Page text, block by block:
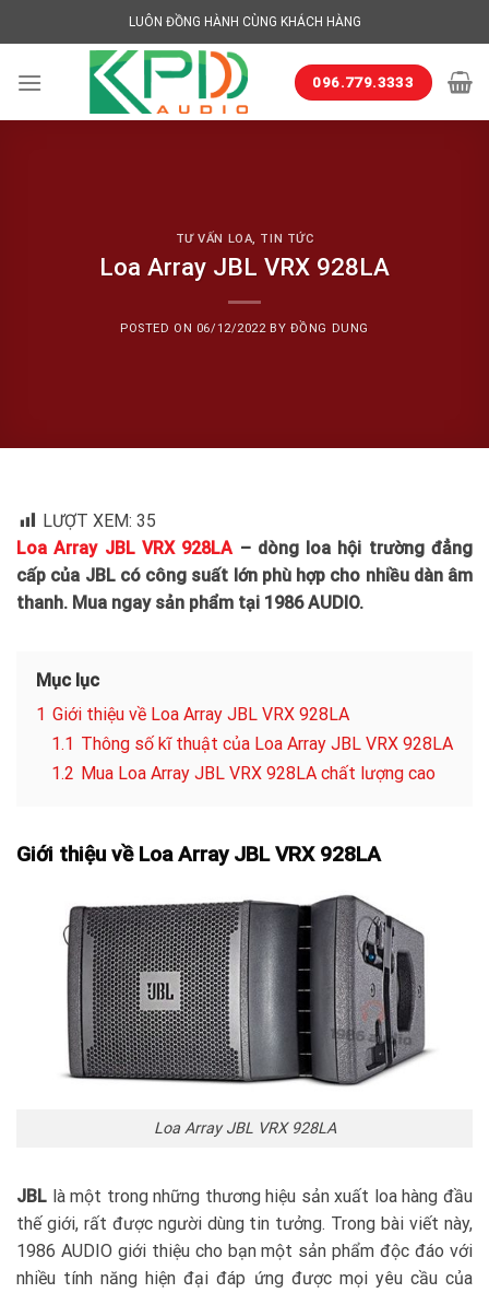
to
LUÔN ĐỒNG HÀNH CÙNG KHÁCH HÀNG
096.779.3333
TƯ VẤN LOA, TIN TỨC
Loa Array JBL VRX 928LA
POSTED ON 06/12/2022BY ĐỒNG DUNG
LƯỢT XEM: 35
Loa Array JBL VRX 928LA– dòng loa hội trường đẳng
cấp của JBL có công suất lớn phù hợp cho nhiều dàn âm
thanh. Mua ngay sản phẩm tại 1986 AUDIO.
Mục lục
1 Giới thiệu về Loa Array JBL VRX 928LA
1.1 Thông số kĩ thuật của Loa Array JBL VRX 928LA
1.2 Mua Loa Array JBL VRX 928LA chất lượng cao
Giới thiệu về Loa Array JBL VRX 928LA
Loa Array JBL VRX 928LA
JBL là một trong những thương hiệu sản xuất loa hàng đầu
thế giới, rất được người dùng tin tưởng. Trong bài viết này,
1986 AUDIO giới thiệu cho bạn một sản phẩm độc đáo với
nhiều tính năng hiện đại đáp ứng được mọi yêu cầu của